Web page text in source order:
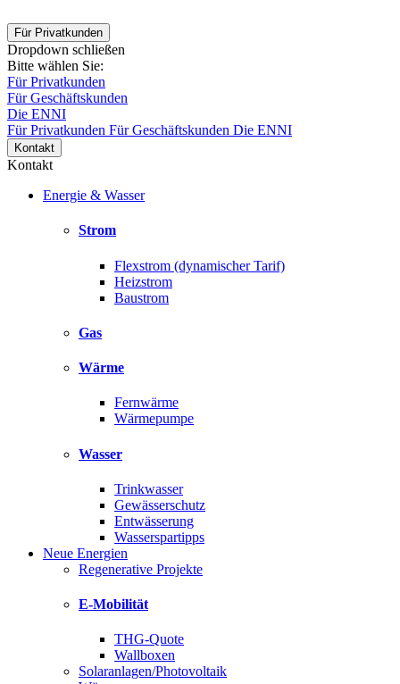
Für Privatkunden
Dropdown schließen
Bitte wählen Sie:
Für Privatkunden
Für Geschäftskunden
Die ENNI
Für Privatkunden Für Geschäftskunden Die ENNI
Kontakt
Kontakt
Energie & Wasser
Strom
Flexstrom (dynamischer Tarif)
Heizstrom
Baustrom
Gas
Wärme
Fernwärme
Wärmepumpe
Wasser
Trinkwasser
Gewässerschutz
Entwässerung
Wasserspartipps
Neue Energien
Regenerative Projekte
E-Mobilität
THG-Quote
Wallboxen
Solaranlagen/Photovoltaik